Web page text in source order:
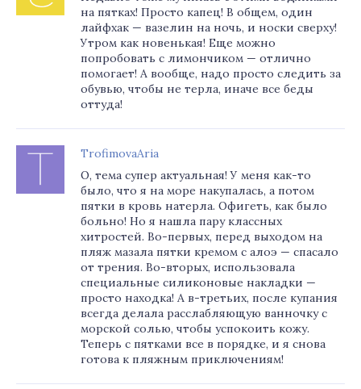
на пятках! Просто капец! В общем, один
лайфхак — вазелин на ночь, и носки сверху!
Утром как новенькая! Еще можно
попробовать с лимончиком — отлично
помогает! А вообще, надо просто следить за
обувью, чтобы не терла, иначе все беды
оттуда!
TrofimovaAria
О, тема супер актуальная! У меня как-то
было, что я на море накупалась, а потом
пятки в кровь натерла. Офигеть, как было
больно! Но я нашла пару классных
хитростей. Во-первых, перед выходом на
пляж мазала пятки кремом с алоэ — спасало
от трения. Во-вторых, использовала
специальные силиконовые накладки —
просто находка! А в-третьих, после купания
всегда делала расслабляющую ванночку с
морской солью, чтобы успокоить кожу.
Теперь с пятками все в порядке, и я снова
готова к пляжным приключениям!